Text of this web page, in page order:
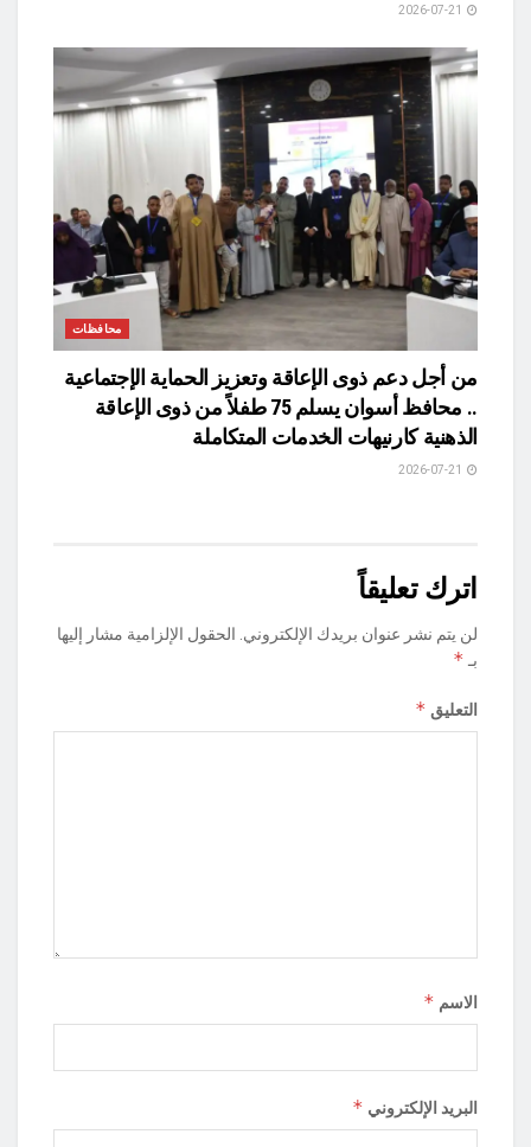
محافظات
من أجل دعم ذوى الإعاقة وتعزيز الحماية الإجتماعية
.. محافظ أسوان يسلم 75 طفلاً من ذوى الإعاقة
الذهنية كارنيهات الخدمات المتكاملة
اترك تعليقاً
لن يتم نشر عنوان بريدك الإلكتروني. الحقول الإلزامية مشار إليها
بـ *
التعليق *
الاسم *
البريد الإلكتروني *